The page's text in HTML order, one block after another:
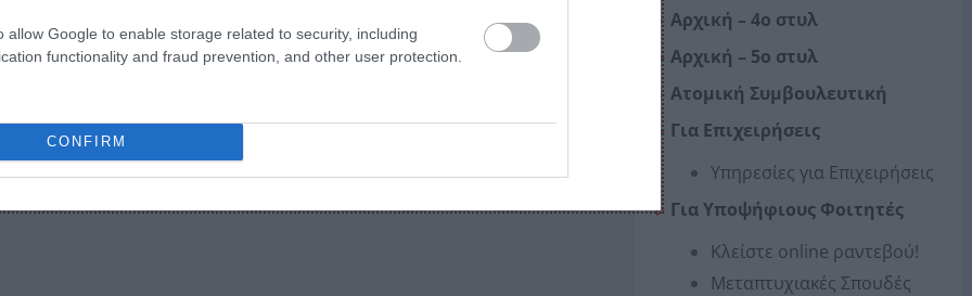
allow Google to enable storage related to security, including
functionality and fraud prevention, and other user protection.
CONFIRM
Αρχική – 4o στυλ
Αρχική – 5o στυλ
Ατομική Συμβουλευτική
Για Επιχειρήσεις
Υπηρεσίες για Επιχειρήσεις
Για Υποψήφιους Φοιτητές
Κλείστε online ραντεβού!
Μεταπτυχιακές Σπουδές